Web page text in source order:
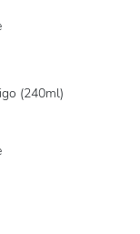
(240ml)